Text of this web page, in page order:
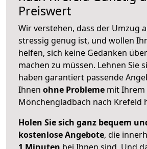
Preiswert
Wir verstehen, dass der Umzug
stressig genug ist, und wollen
helfen, sich keine Gedanken
machen zu müssen. Lehnen Sie
haben garantiert passende
Ihnen ohne Probleme mit Ihrem
Mönchengladbach nach Krefeld
Holen Sie sich ganz bequem
kostenlose Angebote, die